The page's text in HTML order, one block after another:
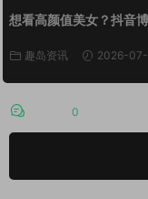
想看高颜值美女？抖音
趣岛资讯 2026-
0